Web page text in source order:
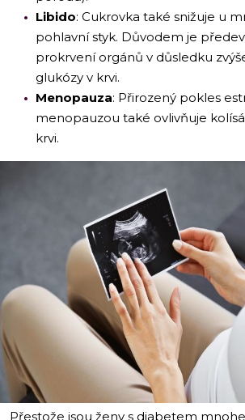
Libido: Cukrovka také snižuje u
pohlavní styk. Důvodem je
prokrvení orgánů v důsledku
glukózy v krvi.
Menopauza: Přirozený pokles
menopauzou také ovlivňuje
krvi.
Přestože jsou ženy s diabetem